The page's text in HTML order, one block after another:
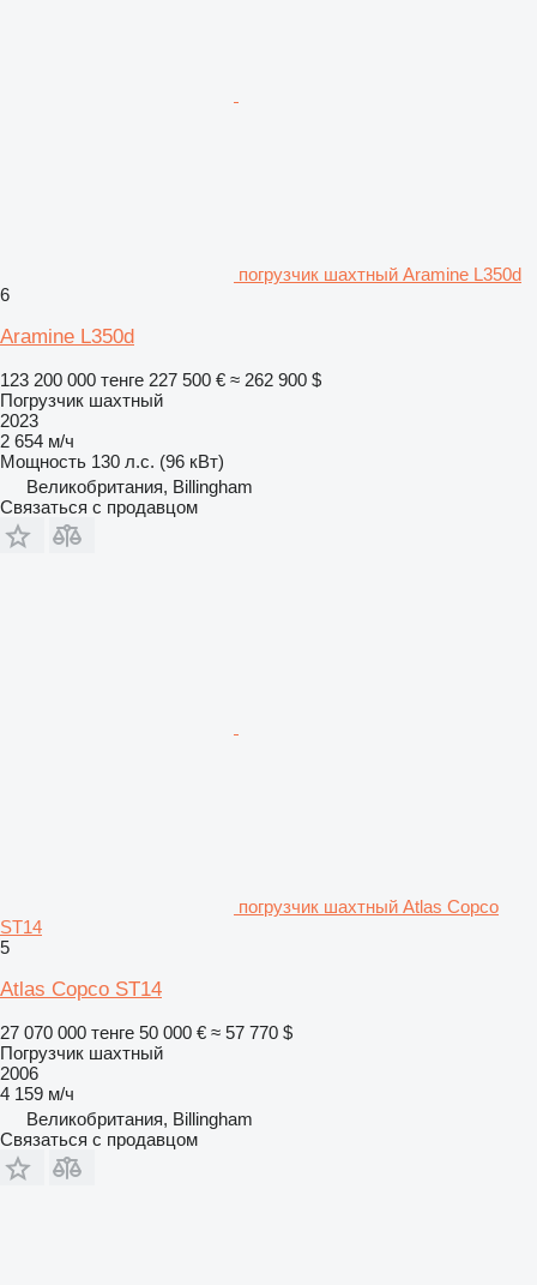
погрузчик шахтный Aramine L350d
6
Aramine L350d
123 200 000 тенге 227 500 € ≈ 262 900 $
Погрузчик шахтный
2023
2 654 м/ч
Мощность 130 л.с. (96 кВт)
Великобритания, Billingham
Связаться с продавцом
погрузчик шахтный Atlas Copco
ST14
5
Atlas Copco ST14
27 070 000 тенге 50 000 € ≈ 57 770 $
Погрузчик шахтный
2006
4 159 м/ч
Великобритания, Billingham
Связаться с продавцом